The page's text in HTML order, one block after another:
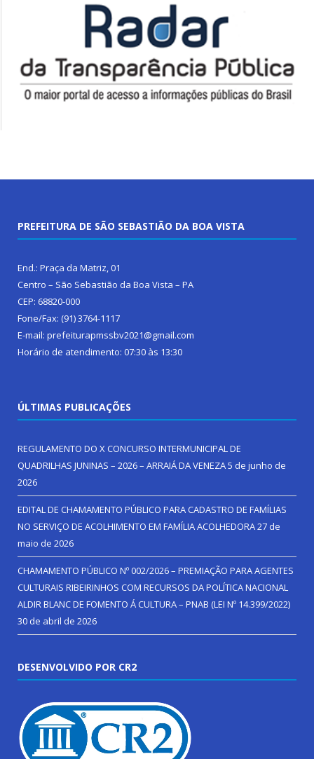
PREFEITURA DE SÃO SEBASTIÃO DA BOA VISTA
End.: Praça da Matriz, 01
Centro – São Sebastião da Boa Vista – PA
CEP: 68820-000
Fone/Fax: (91) 3764-1117
E-mail: prefeiturapmssbv2021@gmail.com
Horário de atendimento: 07:30 às 13:30
ÚLTIMAS PUBLICAÇÕES
REGULAMENTO DO X CONCURSO INTERMUNICIPAL DE
QUADRILHAS JUNINAS – 2026 – ARRAIÁ DA VENEZA5 de junho de
2026
EDITAL DE CHAMAMENTO PÚBLICO PARA CADASTRO DE FAMÍLIAS
NO SERVIÇO DE ACOLHIMENTO EM FAMÍLIA ACOLHEDORA27 de
maio de 2026
CHAMAMENTO PÚBLICO Nº 002/2026 – PREMIAÇÃO PARA AGENTES
CULTURAIS RIBEIRINHOS COM RECURSOS DA POLÍTICA NACIONAL
ALDIR BLANC DE FOMENTO Á CULTURA – PNAB (LEI Nº 14.399/2022)
30 de abril de 2026
DESENVOLVIDO POR CR2